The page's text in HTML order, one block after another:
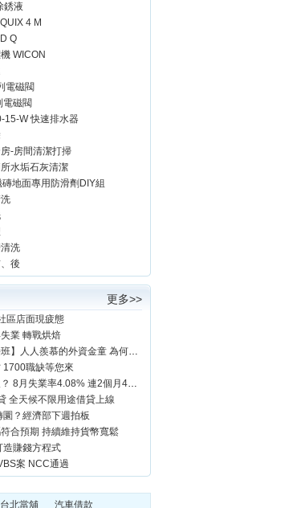
銹液
4 M
Q
WICON
電磁閥
電磁閥
15-W 快速排水器
-房間清潔打掃
水垢石灰清潔
地面專用防滑劑DIY組
洗
後
更多>>
區店面現疲態
業 轉戰烘焙
【童裝小開接班】人人羨慕的外資金童 為何放棄8位數年薪改賣童裝
1700職缺等您來
你找到工作沒？ 8月失業率4.08% 連2個月4字頭
全天候不限用途借貸上線
？經濟部下週拍板
合預期 持續維持貨幣寬鬆
造賺錢方程式
案 NCC通過
台北當舖 汽車借款